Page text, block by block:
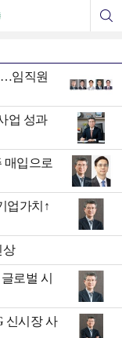
…임직원
업 성과
매입으로
업가치↑
상
로벌 시
신시장 사